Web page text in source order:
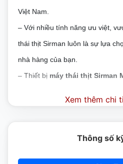
Việt Nam.
– Với nhiều tính năng ưu việt,
thái thịt Sirman luôn là sự lựa
nhà hàng của bạn.
– Thiết bị máy thái thịt Sirman
lạnh, thịt nguội… Không thích
Xem thêm chi
Thông số